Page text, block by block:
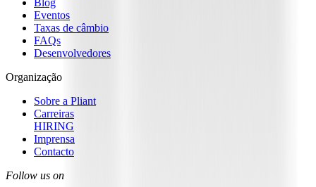
Eventos
Taxas de câmbio
FAQs
Desenvolvedores
Organização
Sobre a Pliant
Carreiras
HIRING
Imprensa
Contacto
Follow us on